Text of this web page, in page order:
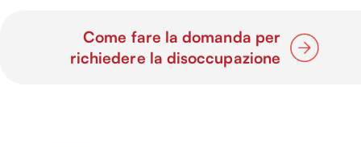
Come fare la domanda per
richiedere la disoccupazione